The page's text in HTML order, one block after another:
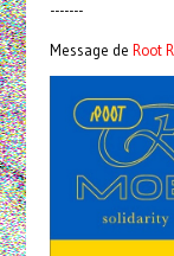
-------
Message de Root